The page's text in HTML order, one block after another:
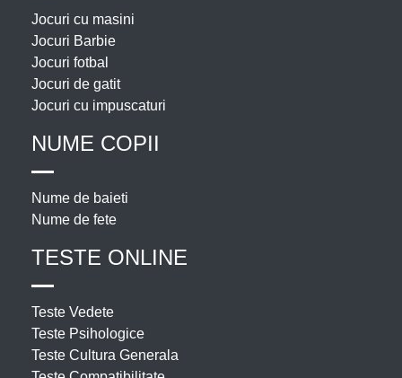
Jocuri cu masini
Jocuri Barbie
Jocuri fotbal
Jocuri de gatit
Jocuri cu impuscaturi
NUME COPII
Nume de baieti
Nume de fete
TESTE ONLINE
Teste Vedete
Teste Psihologice
Teste Cultura Generala